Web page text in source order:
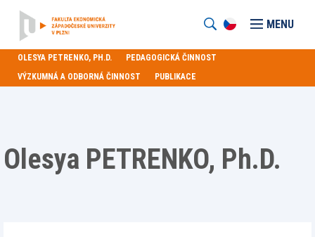
MENU
OLESYA PETRENKO, PH.D.
PEDAGOGICKÁ ČINNOST
VÝZKUMNÁ A ODBORNÁ ČINNOST
PUBLIKACE
Olesya PETRENKO, Ph.D.